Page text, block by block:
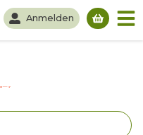
Anmelden